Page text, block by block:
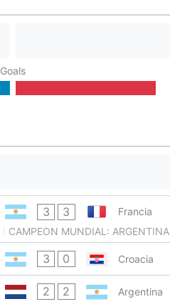
Goals
3 3
Francia
CAMPEON MUNDIAL: ARGENTINA
3 0 Croacia
2 2
Argentina